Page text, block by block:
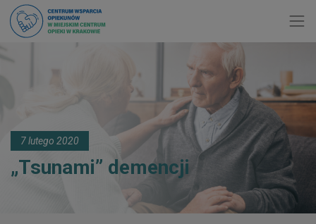
7 lutego 2020
„Tsunami” demencji